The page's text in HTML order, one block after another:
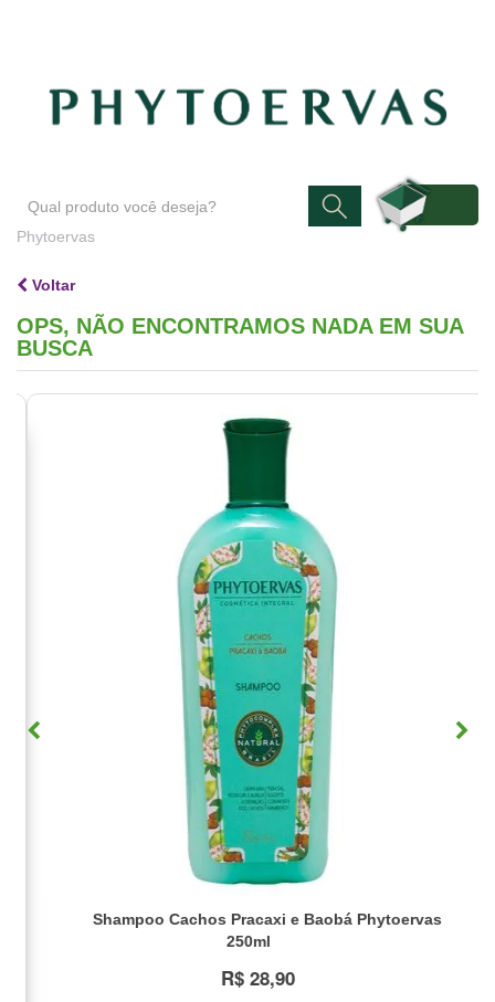
Phytoervas
Voltar
OPS, NÃO ENCONTRAMOS NADA EM SUA
BUSCA
Shampoo Cachos Pracaxi e Baobá Phytoervas
250ml
R$ 28,90